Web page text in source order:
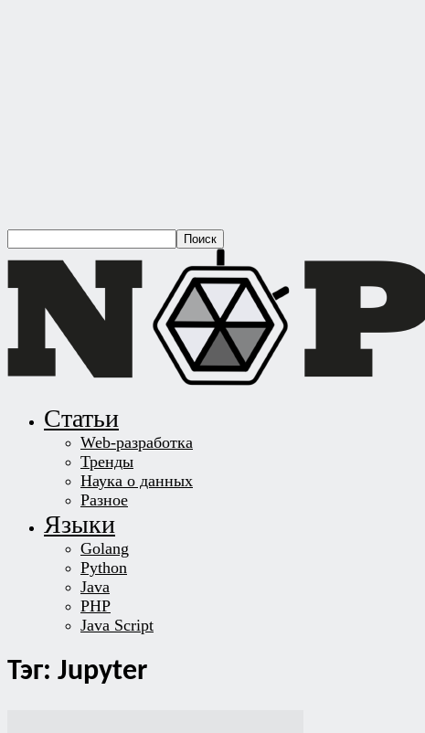
Статьи
Web-разработка
Тренды
Наука о данных
Разное
Языки
Golang
Python
Java
PHP
Java Script
Тэг: Jupyter